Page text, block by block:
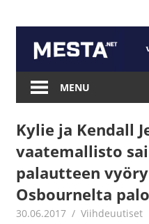
content
Mesta.net
MENU
Kylie ja Kendall
vaatemallisto
palautteen
Osbournelta
30.06.2017 Juha Kaunisto
Viihdeuutiset